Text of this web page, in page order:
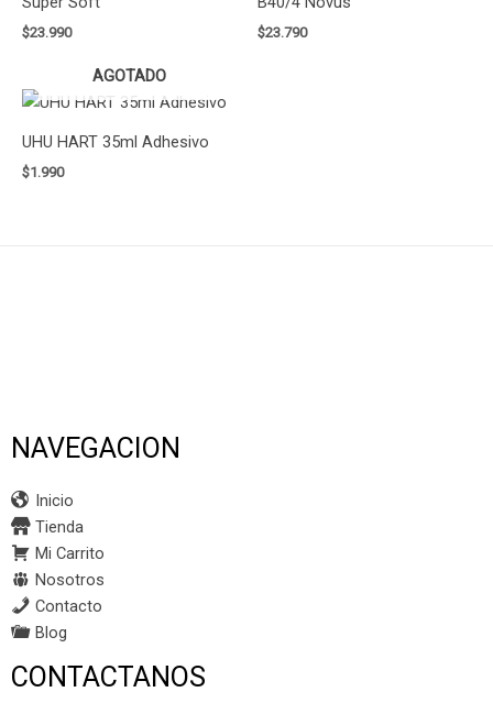
$23.990 $23.790
AGOTADO
UHU HART 35ml Adhesivo
$1.990
NAVEGACION
Inicio
Tienda
Mi Carrito
Nosotros
Contacto
Blog
CONTACTANOS